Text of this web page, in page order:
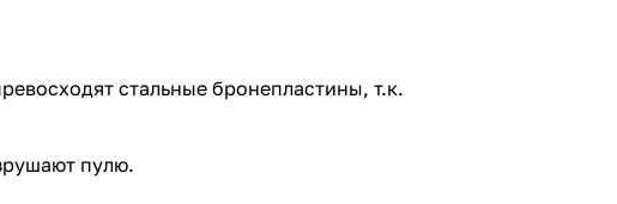
стальные бронепластины, т.к.
пулю.